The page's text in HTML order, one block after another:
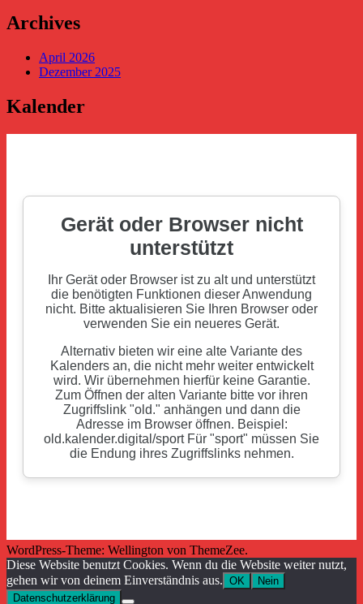
Archives
April 2026
Dezember 2025
Kalender
WordPress-Theme: Wellington von ThemeZee.
Diese Website benutzt Cookies. Wenn du die Website weiter nutzt,
gehen wir von deinem Einverständnis aus. OK
Nein
Datenschutzerklärung